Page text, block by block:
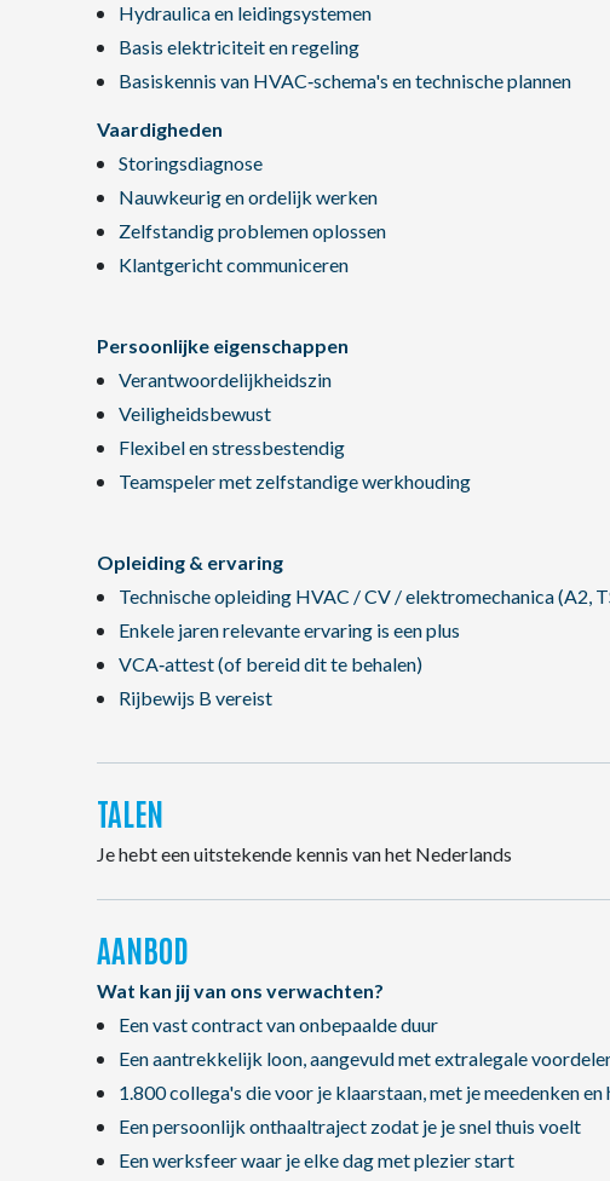
Hydraulica en leidingsystemen
Basis elektriciteit en regeling
Basiskennis van HVAC‑schema's en technische plannen
Vaardigheden
Storingsdiagnose
Nauwkeurig en ordelijk werken
Zelfstandig problemen oplossen
Klantgericht communiceren
Persoonlijke eigenschappen
Verantwoordelijkheidszin
Veiligheidsbewust
Flexibel en stressbestendig
Teamspeler met zelfstandige werkhouding
Opleiding & ervaring
Technische opleiding HVAC / CV / elektromechanica (A2,
Enkele jaren relevante ervaring is een plus
VCA‑attest (of bereid dit te behalen)
Rijbewijs B vereist
TALEN
Je hebt een uitstekende kennis van het Nederlands
AANBOD
Wat kan jij van ons verwachten?
Een vast contract van onbepaalde duur
Een aantrekkelijk loon, aangevuld met extralegale
1.800 collega's die voor je klaarstaan, met je meedenken en
Een persoonlijk onthaaltraject zodat je je snel thuis voelt
Een werksfeer waar je elke dag met plezier start